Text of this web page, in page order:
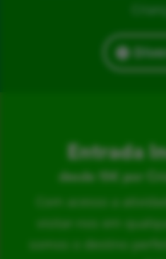
Entrada
desde 15€ por
Com acesso a
visitar-nos em
somos o destino